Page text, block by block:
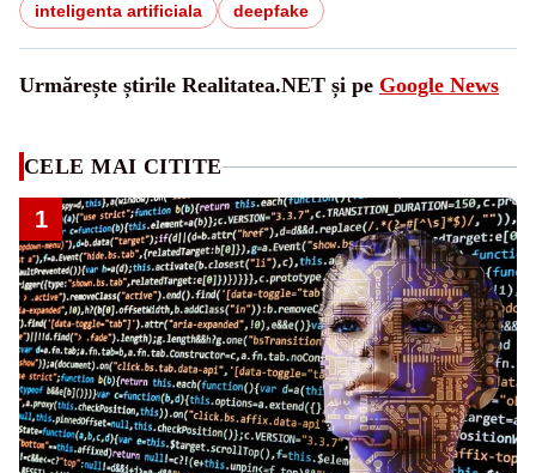
inteligenta artificiala
deepfake
Urmărește știrile Realitatea.NET și pe Google News
CELE MAI CITITE
1